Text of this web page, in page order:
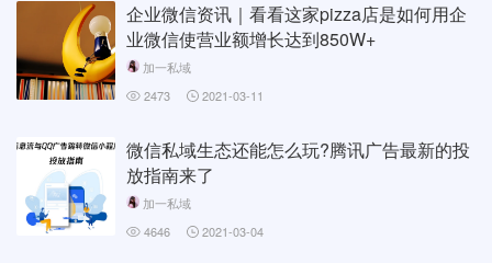
企业微信资讯｜看看这家pizza店是如何用企
业微信使营业额增长达到850W+
加一私域
2473
2021-03-11
微信私域生态还能怎么玩?腾讯广告最新的投
放指南来了
加一私域
4646
2021-03-04